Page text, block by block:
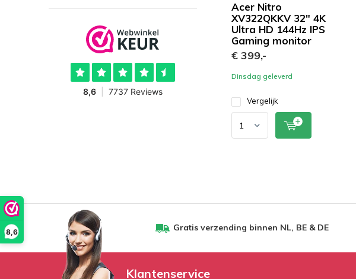
8,6
Acer Nitro
XV322QKKV 32" 4K
Ultra HD 144Hz IPS
Gaming monitor
€ 399,-
Dinsdag geleverd
Vergelijk
Gratis verzending binnen NL, BE & DE
Klantenservice